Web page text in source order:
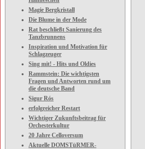
Magie Bergkristall
Die Blume in der Mode
Rat beschließt Sanierung des
Tanzbrunnens
Inspiration und Motivation für
Schlagzeuger
Sing mit! - Hits und Oldies
Rammstein: Die wichtigsten
Fragen und Antworten rund um
die deutsche Band
Sigur Rós
erfolgreicher Restart
Wichtiger Zukunftsbeitrag für
Orchesterkultur
20 Jahre Celloversum
Aktuelle DOMSTüRMER-